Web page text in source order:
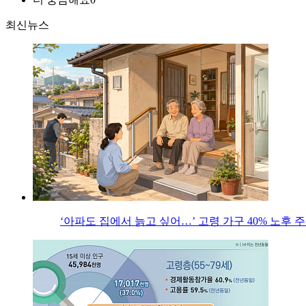
최신뉴스
‘아파도 집에서 늙고 싶어…’ 고령 가구 40% 노후